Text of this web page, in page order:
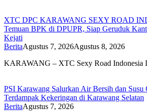
XTC DPC KARAWANG SEXY ROAD
Temuan BPK di DPUPR, Siap Geruduk
Kejati
BeritaAgustus 7, 2026Agustus 8, 2026
KARAWANG – XTC Sexy Road
PSI Karawang Salurkan Air Bersih dan Susu
Terdampak Kekeringan di Karawang Selatan
BeritaAgustus 7, 2026